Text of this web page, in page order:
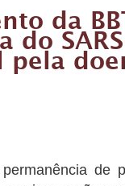
da
do
pela
de